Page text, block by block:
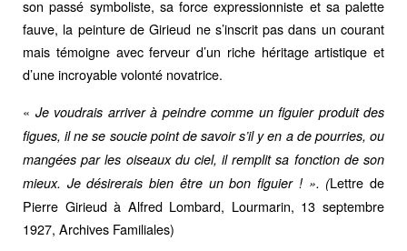
son passé symboliste, sa force expressionniste et sa palette
fauve, la peinture de Girieud ne s’inscrit pas dans un courant
mais témoigne avec ferveur d’un riche héritage artistique et
d’une incroyable volonté novatrice.
« Je voudrais arriver à peindre comme un figuier produit des
figues, il ne se soucie point de savoir s’il y en a de pourries, ou
mangées par les oiseaux du ciel, il remplit sa fonction de son
mieux. Je désirerais bien être un bon figuier ! ». (Lettre de
Pierre Girieud à Alfred Lombard, Lourmarin, 13 septembre
1927, Archives Familiales)